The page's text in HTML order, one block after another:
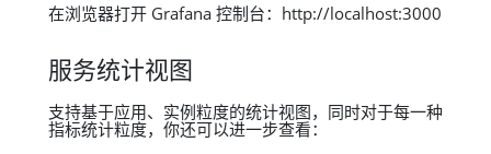
在浏览器打开 Grafana 控制台：http://localhost:3000
服务统计视图
支持基于应用、实例粒度的统计视图，同时对于每一种
指标统计粒度，你还可以进一步查看：